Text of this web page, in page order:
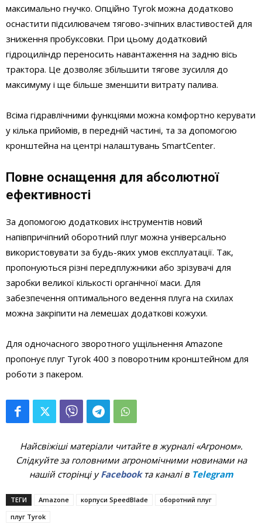
максимально гнучко. Опційно Tyrok можна додатково
оснастити підсилювачем тягово-зчіпних властивостей для
зниження пробуксовки. При цьому додатковий
гідроциліндр переносить навантаження на задню вісь
трактора. Це дозволяє збільшити тягове зусилля до
максимуму і ще більше зменшити витрату палива.
Всіма гідравлічними функціями можна комфортно керувати
у кілька прийомів, в передній частині, та за допомогою
кронштейна на центрі налаштувань SmartCenter.
Повне оснащення для абсолютної
ефективності
За допомогою додаткових інструментів новий
напівпричіпний оборотний плуг можна універсально
використовувати за будь-яких умов експлуатації. Так,
пропонуються різні передплужники або зрізувачі для
заробки великої кількості органічної маси. Для
забезпечення оптимального ведення плуга на схилах
можна закріпити на лемешах додаткові кожухи.
Для одночасного зворотного ущільнення Amazone
пропонує плуг Tyrok 400 з поворотним кронштейном для
роботи з пакером.
Найсвіжіші матеріали читайте в журналі «Агроном».
Слідкуйте за головними агрономічними новинами на
нашій сторінці уFacebookта каналі в Telegram
ТЕГИ Amazone корпуси SpeedBlade
оборотний плуг
плуг Tyrok